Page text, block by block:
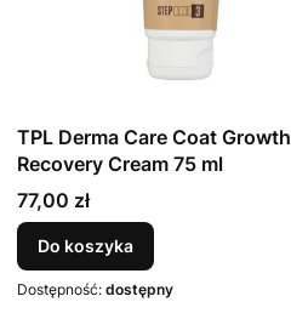
TPL Derma Care Coat Growth
Recovery Cream 75 ml
Cena
77,00 zł
Do koszyka
Dostępność: dostępny